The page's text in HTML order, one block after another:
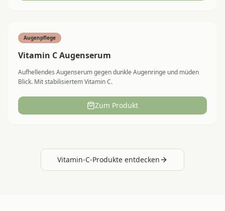
Augenpflege
Vitamin C Augenserum
Aufhellendes Augenserum gegen dunkle Augenringe und müden
Blick. Mit stabilisiertem Vitamin C.
Zum Produkt
Vitamin-C-Produkte entdecken